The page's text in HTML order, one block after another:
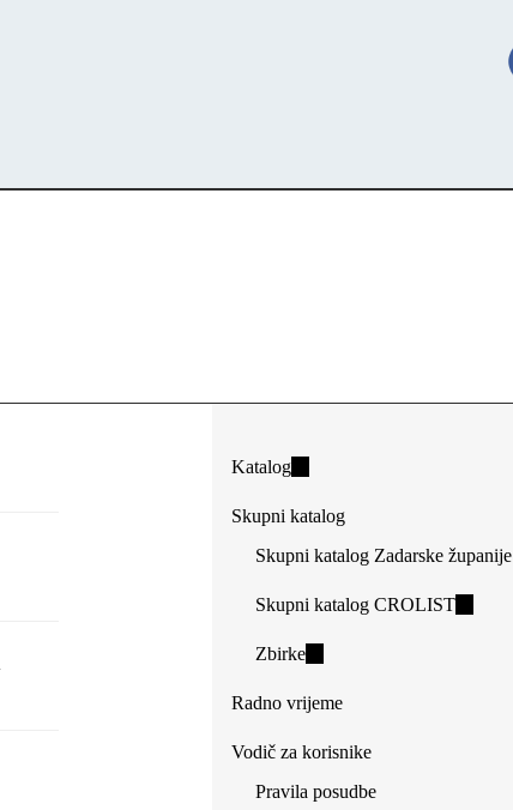
Katalog(link
external)
Skupni katalog
Skupni katalog Zadarske županije
Skupni katalog CROLIST(link
Zbirke(link
external)
Radno vrijeme
Vodič za korisnike
Pravila posudbe